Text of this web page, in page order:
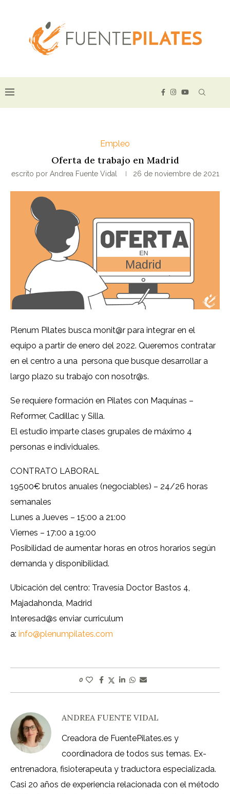
Empleo
Oferta de trabajo en Madrid
escrito por Andrea Fuente Vidal 26 de noviembre de 2021
Plenum Pilates busca monit@r para integrar en el
equipo a partir de enero del 2022. Queremos contratar
en el centro a una persona que busque desarrollar a
largo plazo su trabajo con nosotr@s.
Se requiere formación en Pilates con Maquinas –
Reformer, Cadillac y Silla.
El estudio imparte clases grupales de máximo 4
personas e individuales.
CONTRATO LABORAL
19500€ brutos anuales (negociables) – 24/26 horas
semanales
Lunes a Jueves – 15:00 a 21:00
Viernes – 17:00 a 19:00
Posibilidad de aumentar horas en otros horarios según
demanda y disponibilidad.
Ubicación del centro: Travesía Doctor Bastos 4,
Majadahonda, Madrid
Interesad@s enviar curriculum
a: info@plenumpilates.com
0
ANDREA FUENTE VIDAL
Creadora de FuentePilates.es y
coordinadora de todos sus temas. Ex-
entrenadora, fisioterapeuta y traductora especializada.
Casi 20 años de experiencia relacionada con el método